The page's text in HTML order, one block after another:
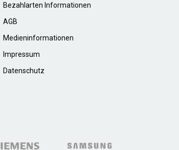
Bezahlarten Informationen
AGB
Medieninformationen
Impressum
Datenschutz